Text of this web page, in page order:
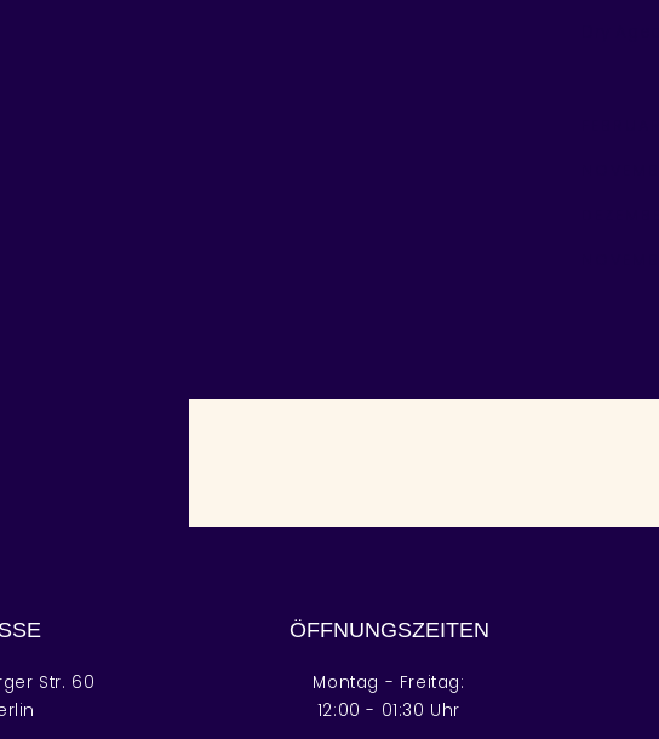
Str. 60
ÖFFNUNGSZEITEN
Montag - Freitag:
12:00 - 01:30 Uhr